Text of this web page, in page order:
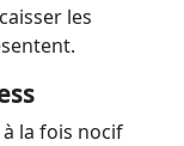
les
la fois nocif